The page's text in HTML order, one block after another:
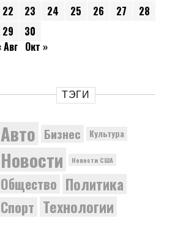
22
23 24 25 26 27
28
29
30
Авг Окт »
ТЭГИ
Авто Бизнес Культура
Новости Новости США
Общество Политика
Спорт Технологии